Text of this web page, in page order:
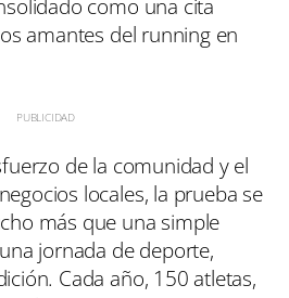
como una cita
amantes del running en
de la comunidad y el
locales, la prueba se
más que una simple
jornada de deporte,
Cada año, 150 atletas,